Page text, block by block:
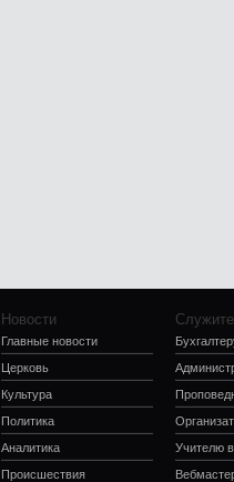
Новости
Главные новости
Церковь
Культура
Политика
Аналитика
Происшествия
Учителю